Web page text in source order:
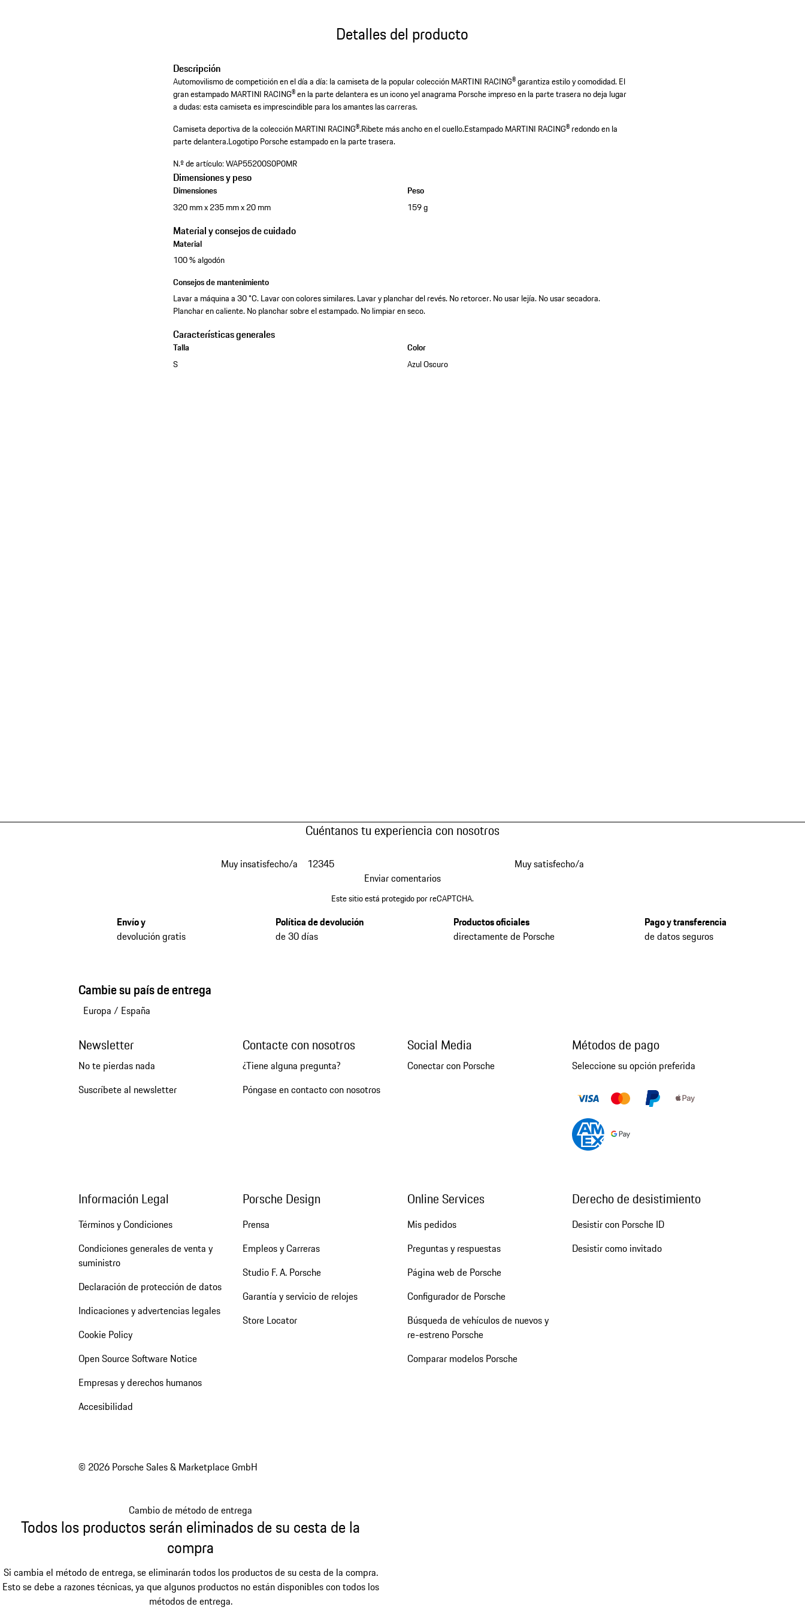
Detalles del producto
Descripción
Automovilismo de competición en el día a día: la camiseta de la popular colección MARTINI RACING® garantiza estilo y comodidad. El
gran estampado MARTINI RACING® en la parte delantera es un icono yel anagrama Porsche impreso en la parte trasera no deja lugar
a dudas: esta camiseta es imprescindible para los amantes las carreras.
Camiseta deportiva de la colección MARTINI RACING®.Ribete más ancho en el cuello.Estampado MARTINI RACING® redondo en la
parte delantera.Logotipo Porsche estampado en la parte trasera.
N.º de artículo:WAP55200S0P0MR
Dimensiones y peso
Dimensiones
320 mm x 235 mm x 20 mm
Peso
159 g
Material y consejos de cuidado
Material
100 % algodón
Consejos de mantenimiento
Lavar a máquina a 30 °C. Lavar con colores similares. Lavar y planchar del revés. No retorcer. No usar lejía. No usar secadora.
Planchar en caliente. No planchar sobre el estampado. No limpiar en seco.
Características generales
Talla
S
Color
Azul Oscuro
Cuéntanos tu experiencia con nosotros
Muy insatisfecho/a 12345
Muy satisfecho/a
Enviar comentarios
Este sitio está protegido por reCAPTCHA.
Envío y
devolución gratis
Política de devolución
de 30 días
Productos oficiales
directamente de Porsche
Pago y transferencia
de datos seguros
Cambie su país de entrega
Europa / España
Newsletter
No te pierdas nada
Suscríbete al newsletter
Contacte con nosotros
¿Tiene alguna pregunta?
Póngase en contacto con nosotros
Social Media
Conectar con Porsche
Métodos de pago
Seleccione su opción preferida
Información Legal
Términos y Condiciones
Condiciones generales de venta y
suministro
Declaración de protección de datos
Indicaciones y advertencias legales
Cookie Policy
Open Source Software Notice
Empresas y derechos humanos
Accesibilidad
Porsche Design
Prensa
Empleos y Carreras
Studio F. A. Porsche
Garantía y servicio de relojes
Store Locator
Online Services
Mis pedidos
Preguntas y respuestas
Página web de Porsche
Configurador de Porsche
Búsqueda de vehículos de nuevos y
re-estreno Porsche
Comparar modelos Porsche
Derecho de desistimiento
Desistir con Porsche ID
Desistir como invitado
© 2026 Porsche Sales & Marketplace GmbH
Cambio de método de entrega
Todos los productos serán eliminados de su cesta de la
compra
Si cambia el método de entrega, se eliminarán todos los productos de su cesta de la compra.
Esto se debe a razones técnicas, ya que algunos productos no están disponibles con todos los
métodos de entrega.